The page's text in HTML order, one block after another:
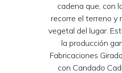
cadena que, con
recorre el terreno y
vegetal del lugar.
la producción
Fabricaciones
con Candado